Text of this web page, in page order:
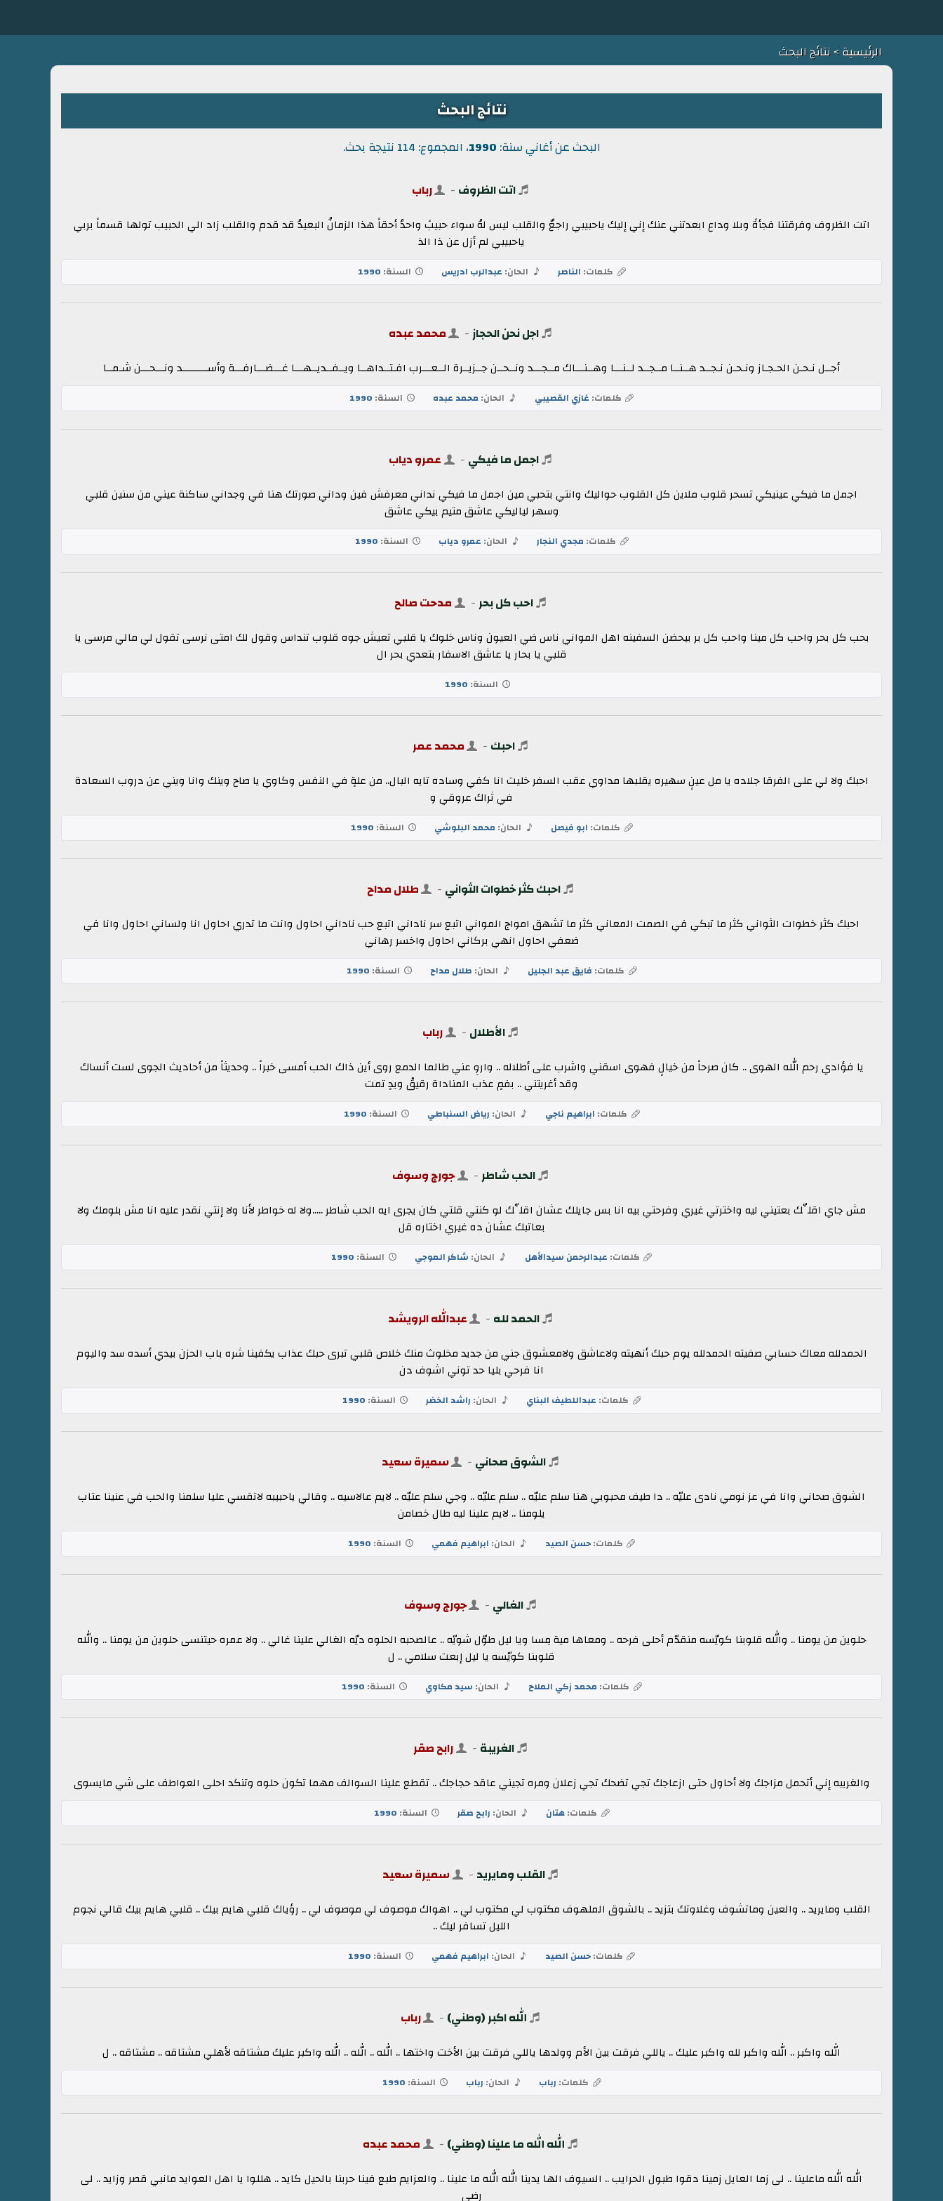
الرئيسية> نتائج البحث
نتائج البحث
البحث عن أغاني سنة: 1990، المجموع: 114 نتيجة بحث.
اتت الظروف - رباب
اتت الظروف وفرقتنا فجأةً وبلا وداع ابعدتني عنك إني إليك ياحبيبي راجعٌ والقلب ليس لهُ سواء حبيبً واحدُ أحقاً هذا الزمانُ البعيدُ قد قدم والقلب زاد الي الحبيب تولها قسماً بربي
ياحبيبي لم أزل عن ذا الذ
كلمات: الناصر الحان: عبدالرب ادريس السنة: 1990
اجل نحن الحجاز- محمد عبده
أجــل نـحـن الحـجـاز ونـحـن نـجــد هــنــا مــجــد لــنـــا وهــنـــاك مــجـــد ونــحــن جــزيــرة الــعـــرب افـتــداهــا ويــفــديــهـــا غـــضـــارفـــة وأســـــــــد ونـــحـــن شـمــا
كلمات: غازي القصيبي الحان: محمد عبده السنة: 1990
اجمل ما فيكي - عمرو دياب
اجمل ما فيكي عينيكي تسحر قلوب ملاين كل القلوب حواليك وانتي بتحبي مين اجمل ما فيكي نداني معرفش فين وداني صورتك هنا في وجداني ساكنة عيني من سنين قلبي
وسهر لياليكي عاشق متيم بيكي عاشق
كلمات: مجدي النجار الحان: عمرو دياب السنة: 1990
احب كل بحر- مدحت صالح
بحب كل بحر واحب كل مينا واحب كل بر بيحضن السفينه اهل المواني ناس ضي العيون وناس خلوك يا قلبي تعيش جوه قلوب تنداس وقول لك امتى نرسى تقول لي مالي مرسى يا
قلبي يا بحار يا عاشق الاسفار بتعدي بحر ال
السنة: 1990
احبك - محمد عمر
احبك ولا لي على الفرقا جلاده يا مل عينٍ سهيره يقلبها مداوي عقب السفر خليت انا كفي وساده تايه البال.. من علةٍ في النفس وكاوي يا صاح وينك وانا ويني عن دروب السعادة
في ثراك عروقي و
كلمات: ابو فيصل الحان: محمد البلوشي السنة: 1990
احبك كثر خطوات الثواني - طلال مداح
احبك كثر خطوات الثواني كثر ما تبكي في الصمت المعاني كثر ما تشهق امواج المواني اتبع سر ناداني اتبع حب ناداني احاول وانت ما تدري احاول انا ولساني احاول وانا في
ضعفي احاول انهي بركاني احاول واخسر رهاني
كلمات: فايق عبد الجليل الحان: طلال مداح السنة: 1990
الأطلال - رباب
يا فؤادي رحم الله الهوى .. كان صرحاً من خيالٍ فهوى اسقني واشرب على أطلاله .. واروِ عني طالما الدمع روى أين ذاك الحب أمسى خبراً .. وحديثاً من أحاديث الجوى لست أنساك
وقد أغريتني .. بفمٍ عذب المناداة رقيقْ ويدٍ تمت
كلمات: ابراهيم ناجي الحان: رياض السنباطي السنة: 1990
الحب شاطر- جورج وسوف
مش جاي اقلِّك بعتيني ليه واخترتي غيري وفرحتي بيه انا بس جايلك عشان اقلِّك لو كنتي قلتي كان يجرى ايه الحب شاطر .....ولا له خواطر لأنا ولا إنتي نقدر عليه انا مش بلومك ولا
بعاتبك عشان ده غيري اختاره قل
كلمات: عبدالرحمن سيدالأهل الحان: شاكر الموجي السنة: 1990
الحمد لله - عبدالله الرويشد
الحمدلله معاك حسابي صفيته الحمدلله يوم حبك أنهيته ولاعاشق ولامعشوق جني من جديد مخلوث منك خلاص قلبي تبرى حبك عذاب يكفينا شره باب الحزن بيدي أسده سد واليوم
انا فرحي بليا حد توني اشوف دن
كلمات: عبداللطيف البناي الحان: راشد الخضر السنة: 1990
الشوق صحاني - سميرة سعيد
الشوق صحاني وانا في عز نومي نادى عليّه .. دا طيف محبوبي هنا سلم عليّه .. سلم عليّه .. وجي سلم عليّه .. لايم عالاسيه .. وقالي ياحبيبه لاتقسي عليا سلمنا والحب في عنينا عتاب
يلومنا .. لايم علينا ليه طال خصامن
كلمات:حسن الصيد الحان: ابراهيم فهمي السنة: 1990
الغالي - جورج وسوف
حلوين من يومنا .. والله قلوبنا كويّسه منقدّم أحلى فرحه .. ومعاها مية مِسا ويا ليل طوّل شويّه .. عالصحبه الحلوه ديّه الغالي علينا غالي .. ولا عمره حيتنسى حلوين من يومنا .. والله
قلوبنا كويّسه يا ليل إبعت سلامي .. ل
كلمات: محمد زكي الملاح الحان: سيد مكاوي السنة: 1990
الغريبة - رابح صقر
والغريبه إني أتحمل مزاجك ولا أحاول حتى ازعاجك تجي تضحك تجي زعلان ومره تجيني عاقد حجاجك .. تقطع علينا السوالف مهما تكون حلوه وتنكد احلى العواطف على شي مايسوى
كلمات:هتان الحان: رابح صقر السنة: 1990
القلب ومايريد - سميرة سعيد
القلب ومايريد .. والعين وماتشوف وغلاوتك بتزيد .. بالشوق الملهوف مكتوب لي مكتوب لي .. اهواك موصوف لي موصوف لي .. رؤياك قلبي هايم بيك .. قلبي هايم بيك قالي نجوم
الليل تسافر ليك ..
كلمات:حسن الصيد الحان: ابراهيم فهمي السنة: 1990
الله اكبر (وطني) - رباب
الله واكبر .. الله واكبر لله واكبر عليك .. ياللي فرقت بين الأم وولدها ياللي فرقت بين الأخت واختها .. الله .. الله .. الله واكبر عليك مشتاقه لأهلي مشتاقه .. مشتاقه .. ل
كلمات: رباب الحان: رباب السنة: 1990
الله الله ما علينا (وطني) - محمد عبده
الله الله ماعلينا .. لى زما العايل زمينا دقوا طبول الحرايب .. السيوف الها يدينا الله الله ما علينا .. والعزايم طبع فينا حربنا بالحيل كايد .. هللوا يا اهل العوايد مانبي قصر وزايد .. لى
رضى